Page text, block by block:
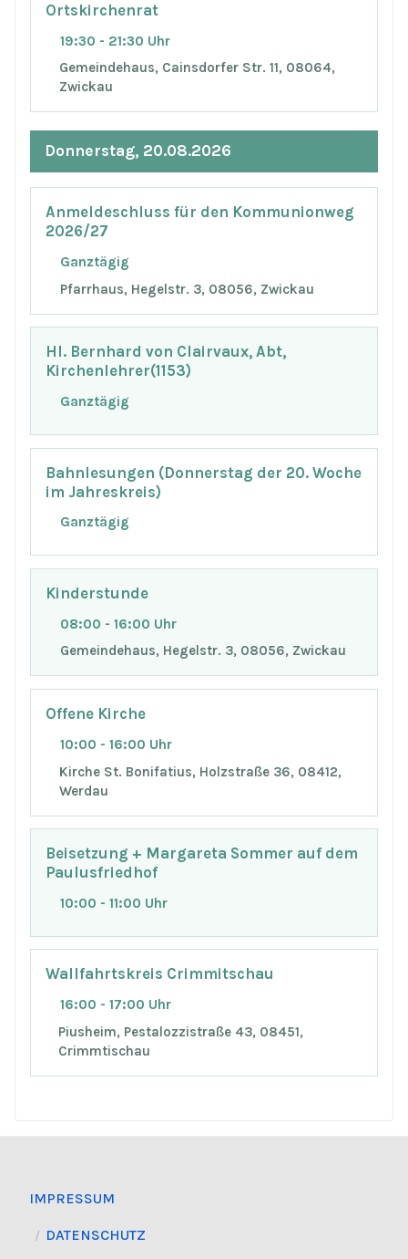
Ortskirchenrat
19:30 - 21:30 Uhr
Gemeindehaus, Cainsdorfer Str. 11, 08064,
Zwickau
Donnerstag, 20.08.2026
Anmeldeschluss für den Kommunionweg
2026/27
Ganztägig
Pfarrhaus, Hegelstr. 3, 08056, Zwickau
Hl. Bernhard von Clairvaux, Abt,
Kirchenlehrer(1153)
Ganztägig
Bahnlesungen (Donnerstag der 20. Woche
im Jahreskreis)
Ganztägig
Kinderstunde
08:00 - 16:00 Uhr
Gemeindehaus, Hegelstr. 3, 08056, Zwickau
Offene Kirche
10:00 - 16:00 Uhr
Kirche St. Bonifatius, Holzstraße 36, 08412,
Werdau
Beisetzung + Margareta Sommer auf dem
Paulusfriedhof
10:00 - 11:00 Uhr
Wallfahrtskreis Crimmitschau
16:00 - 17:00 Uhr
Piusheim, Pestalozzistraße 43, 08451,
Crimmtischau
IMPRESSUM
DATENSCHUTZ